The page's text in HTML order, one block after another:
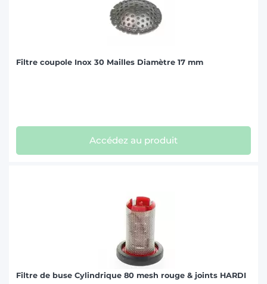
Filtre coupole Inox 30 Mailles Diamètre 17 mm
Accédez au produit
Filtre de buse Cylindrique 80 mesh rouge & joints HARDI